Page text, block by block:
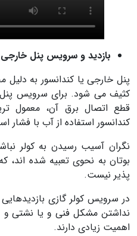
بازدید و سرویس پنل خارجی
پنل خارجی یا کندانسور به دلیل
کثیف می شود. برای سرویس پنل
قطع اتصال برق آن، معمول
کندانسور استفاده از آب با فشار
نگران آسیب رسیدن به کولر
بوتان به نحوی تعبیه شده اند،
پذیر نیست.
در سرویس کولر گازی
نداشتن مشکل فنی و یا نشتی و
اهمیت زیادی دارند.